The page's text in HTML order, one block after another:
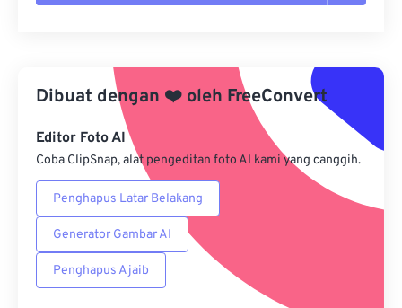
Terapkan dari Preset
Simpan sebagai Preset
Dibuat dengan ❤️ oleh FreeConvert
Editor Foto AI
Coba ClipSnap, alat pengeditan foto AI kami yang canggih.
Penghapus Latar Belakang
Generator Gambar AI
Penghapus Ajaib